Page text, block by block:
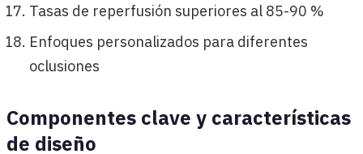
Tasas de reperfusión superiores al 85-90 %
Enfoques personalizados para diferentes
oclusiones
Componentes clave y características
de diseño